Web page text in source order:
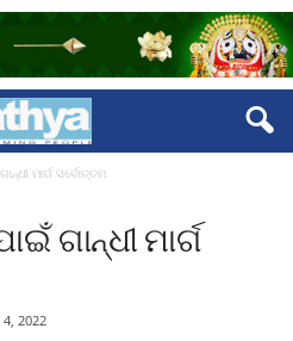
ମାର୍ଗ ସର୍ବୋତ୍ତମ
ଗାନ୍ଧୀ ମାର୍ଗ
4, 2022